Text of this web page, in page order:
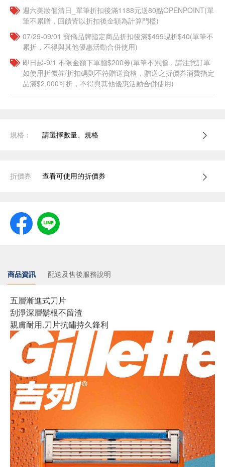
週六美妝個清日_單筆折扣後滿1188元送80點OPENPOINT(單
筆不累贈，回饋皆以折扣後金額為計算門檻)
07/29-09/01 寶僑品牌指定商品折扣後滿$499現折$40(單筆不
累折，不得與其他優惠活動合併使用)
即日起-9/1 不限金額下單贈$200券(單筆不累贈，請注意訂單
如使用折價券/折扣碼則不符贈送資格，贈送之折價券消費指定
品滿$2,000可折，不得與其他優惠活動合併使用)
規格： 請選擇數量、規格
折價券 查看可使用的折價券
商品資訊 配送及售後服務說明
五層漸進式刀片
刮淨深層鬍根不留渣
親膚耐用.刀片抗鏽持久鋒利